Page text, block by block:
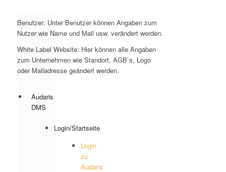
Benutzer: Unter Benutzer können Angaben zum
Nutzer wie Name und Mail usw. verändert werden.
White Label Website: Hier können alle Angaben
zum Unternehmen wie Standort, AGB`s, Logo
oder Mailadresse geändert werden.
Audaris
DMS
Login/Startseite
Login
zu
Audaris